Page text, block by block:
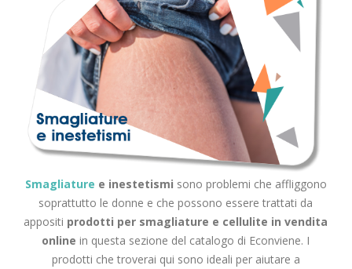
Smagliature e inestetismi sono problemi che affliggono
soprattutto le donne e che possono essere trattati da
appositi prodotti per smagliature e cellulite in vendita
online in questa sezione del catalogo di Econviene. I
prodotti che troverai qui sono ideali per aiutare a